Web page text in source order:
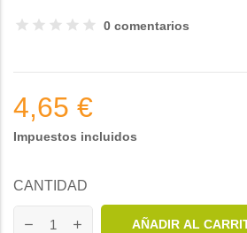
0 comentarios
4,65 €
Impuestos incluidos
CANTIDAD
AÑADIR AL